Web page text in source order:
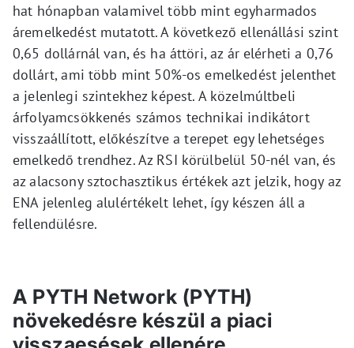
hat hónapban valamivel több mint egyharmados
áremelkedést mutatott. A következő ellenállási szint
0,65 dollárnál van, és ha áttöri, az ár elérheti a 0,76
dollárt, ami több mint 50%-os emelkedést jelenthet
a jelenlegi szintekhez képest. A közelmúltbeli
árfolyamcsökkenés számos technikai indikátort
visszaállított, előkészítve a terepet egy lehetséges
emelkedő trendhez. Az RSI körülbelül 50-nél van, és
az alacsony sztochasztikus értékek azt jelzik, hogy az
ENA jelenleg alulértékelt lehet, így készen áll a
fellendülésre.
A PYTH Network (PYTH)
növekedésre készül a piaci